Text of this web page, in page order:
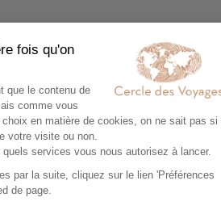
Agrandir le plan